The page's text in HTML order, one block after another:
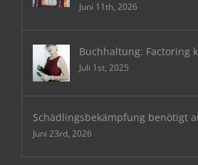
Juni 11th, 2026
Buchhaltung: Factoring
Juli 1st, 2025
Schädlingsbekämpfung benötigt
Juni 23rd, 2026